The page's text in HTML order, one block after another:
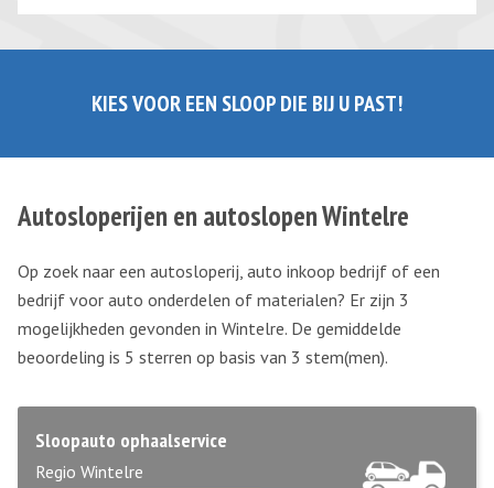
KIES VOOR EEN SLOOP DIE BIJ U PAST!
Autosloperijen en autoslopen Wintelre
Op zoek naar een autosloperij, auto inkoop bedrijf of een
bedrijf voor auto onderdelen of materialen? Er zijn 3
mogelijkheden gevonden in Wintelre. De gemiddelde
beoordeling is 5 sterren op basis van 3 stem(men).
Sloopauto ophaalservice
Regio Wintelre